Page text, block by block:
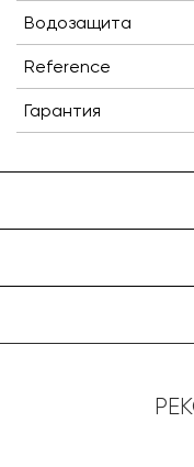
Водозащита
Reference
Гарантия